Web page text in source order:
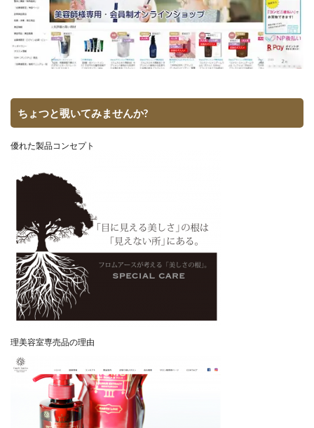
ちょつと覗いてみませんか?
優れた製品コンセプト
理美容室専売品の理由